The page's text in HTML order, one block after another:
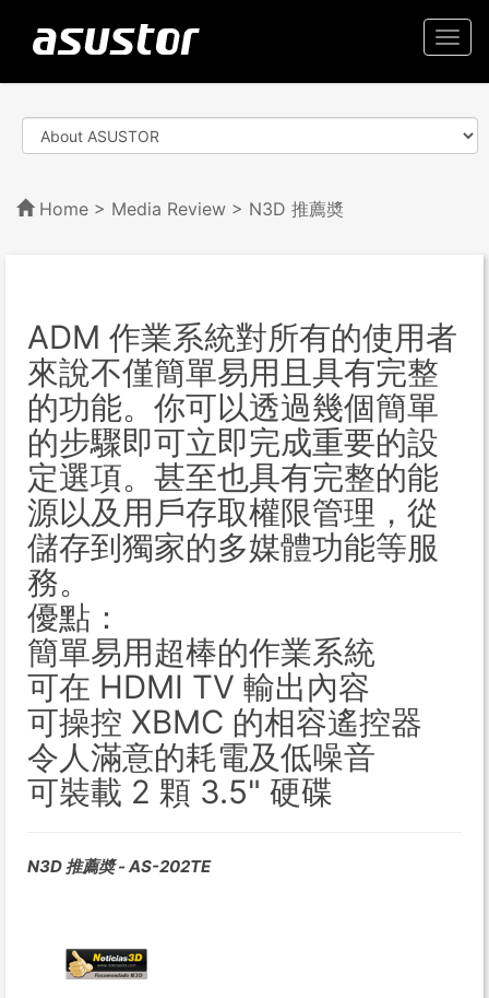
Home > Media Review > N3D 推薦奬
ADM 作業系統對所有的使用者
來說不僅簡單易用且具有完整
的功能。你可以透過幾個簡單
的步驟即可立即完成重要的設
定選項。甚至也具有完整的能
源以及用戶存取權限管理，從
儲存到獨家的多媒體功能等服
務。
優點：
簡單易用超棒的作業系統
可在 HDMI TV 輸出內容
可操控 XBMC 的相容遙控器
令人滿意的耗電及低噪音
可裝載 2 顆 3.5" 硬碟
N3D 推薦奬 - AS-202TE